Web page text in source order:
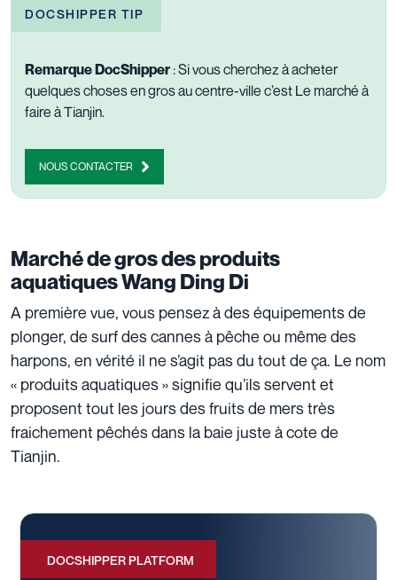
DOCSHIPPER TIP
Remarque DocShipper : Si vous cherchez à acheter
quelques choses en gros au centre-ville c’est Le marché à
faire à Tianjin.
NOUS CONTACTER
Marché de gros des produits
aquatiques Wang Ding Di
A première vue, vous pensez à des équipements de
plonger, de surf des cannes à pêche ou même des
harpons, en vérité il ne s’agit pas du tout de ça. Le nom
« produits aquatiques » signifie qu’ils servent et
proposent tout les jours des fruits de mers très
fraichement pêchés dans la baie juste à cote de
Tianjin.
DOCSHIPPER PLATFORM